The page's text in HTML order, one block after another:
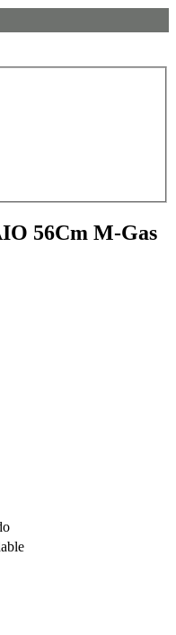
56Cm M-Gas